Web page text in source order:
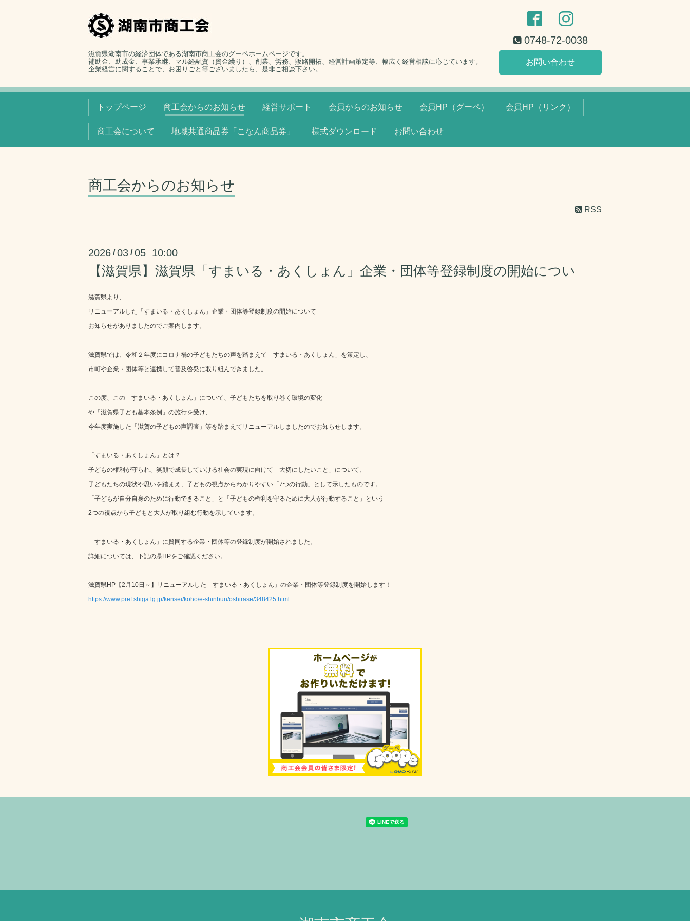
滋賀県湖南市の経済団体である湖南市商工会のグーペホームページです。
補助金、助成金、事業承継、マル経融資（資金繰り）、創業、労務、販路開拓、経営計画策定等、幅広く経営相談に応じています。
企業経営に関することで、お困りごと等ございましたら、是非ご相談下さい。
0748-72-0038
お問い合わせ
トップページ 商工会からのお知らせ 経営サポート 会員からのお知らせ 会員HP（グーペ） 会員HP（リンク）
商工会について 地域共通商品券「こなん商品券」 様式ダウンロード お問い合わせ
商工会からのお知らせ
RSS
2026 /03 /05 10:00
【滋賀県】滋賀県「すまいる・あくしょん」企業・団体等登録制度の開始につい
滋賀県より、
リニューアルした「すまいる・あくしょん」企業・団体等登録制度の開始について
お知らせがありましたのでご案内します。
滋賀県では、令和２年度にコロナ禍の子どもたちの声を踏まえて「すまいる・あくしょん」を策定し、
市町や企業・団体等と連携して普及啓発に取り組んできました。
この度、この「すまいる・あくしょん」について、子どもたちを取り巻く環境の変化
や「滋賀県子ども基本条例」の施行を受け、
今年度実施した「滋賀の子どもの声調査」等を踏まえてリニューアルしましたのでお知らせします。
「すまいる・あくしょん」とは？
子どもの権利が守られ、笑顔で成長していける社会の実現に向けて「大切にしたいこと」について、
子どもたちの現状や思いを踏まえ、子どもの視点からわかりやすい「7つの行動」として示したものです。
「子どもが自分自身のために行動できること」と「子どもの権利を守るために大人が行動すること」という
2つの視点から子どもと大人が取り組む行動を示しています。
「すまいる・あくしょん」に賛同する企業・団体等の登録制度が開始されました。
詳細については、下記の県HPをご確認ください。
滋賀県HP【2月10日～】リニューアルした「すまいる・あくしょん」の企業・団体等登録制度を開始します！
https://www.pref.shiga.lg.jp/kensei/koho/e-shinbun/oshirase/348425.html